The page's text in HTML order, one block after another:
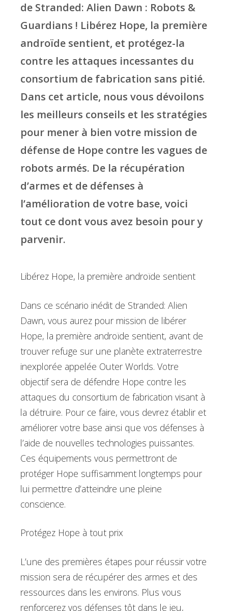
de Stranded: Alien Dawn : Robots &
Guardians ! Libérez Hope, la première
androïde sentient, et protégez-la
contre les attaques incessantes du
consortium de fabrication sans pitié.
Dans cet article, nous vous dévoilons
les meilleurs conseils et les stratégies
pour mener à bien votre mission de
défense de Hope contre les vagues de
robots armés. De la récupération
d’armes et de défenses à
l’amélioration de votre base, voici
tout ce dont vous avez besoin pour y
parvenir.
Libérez Hope, la première androïde sentient
Dans ce scénario inédit de Stranded: Alien
Dawn, vous aurez pour mission de libérer
Hope, la première androïde sentient, avant de
trouver refuge sur une planète extraterrestre
inexplorée appelée Outer Worlds. Votre
objectif sera de défendre Hope contre les
attaques du consortium de fabrication visant à
la détruire. Pour ce faire, vous devrez établir et
améliorer votre base ainsi que vos défenses à
l’aide de nouvelles technologies puissantes.
Ces équipements vous permettront de
protéger Hope suffisamment longtemps pour
lui permettre d’atteindre une pleine
conscience.
Protégez Hope à tout prix
L’une des premières étapes pour réussir votre
mission sera de récupérer des armes et des
ressources dans les environs. Plus vous
renforcerez vos défenses tôt dans le jeu,